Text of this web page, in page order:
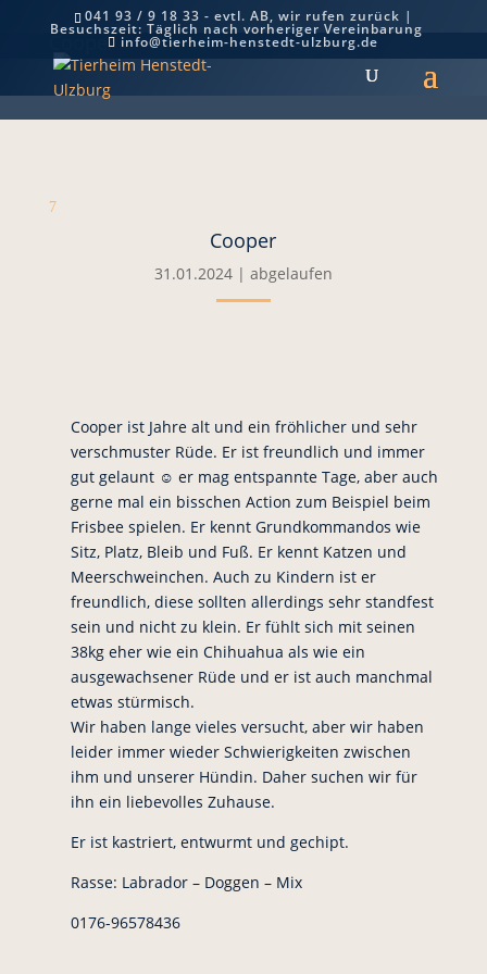
041 93 / 9 18 33 - evtl. AB, wir rufen zurück |
Besuchszeit: Täglich nach vorheriger Vereinbarung
info@tierheim-henstedt-ulzburg.de
Cooper
7
Cooper
31.01.2024| abgelaufen
Cooper ist Jahre alt und ein fröhlicher und sehr
verschmuster Rüde. Er ist freundlich und immer
gut gelaunt ☺️ er mag entspannte Tage, aber auch
gerne mal ein bisschen Action zum Beispiel beim
Frisbee spielen. Er kennt Grundkommandos wie
Sitz, Platz, Bleib und Fuß. Er kennt Katzen und
Meerschweinchen. Auch zu Kindern ist er
freundlich, diese sollten allerdings sehr standfest
sein und nicht zu klein. Er fühlt sich mit seinen
38kg eher wie ein Chihuahua als wie ein
ausgewachsener Rüde und er ist auch manchmal
etwas stürmisch.
Wir haben lange vieles versucht, aber wir haben
leider immer wieder Schwierigkeiten zwischen
ihm und unserer Hündin. Daher suchen wir für
ihn ein liebevolles Zuhause.
Er ist kastriert, entwurmt und gechipt.
Rasse: Labrador – Doggen – Mix
0176-96578436